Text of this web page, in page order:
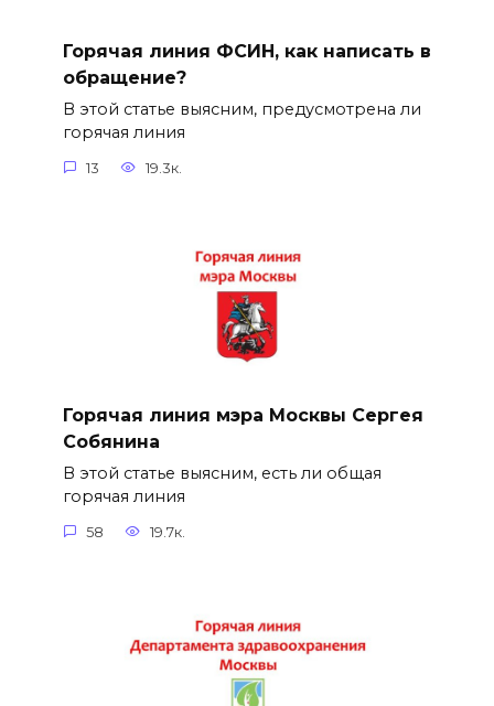
Горячая линия ФСИН, как написать в
обращение?
В этой статье выясним, предусмотрена ли
горячая линия
13 19.3к.
Горячая линия мэра Москвы Сергея
Собянина
В этой статье выясним, есть ли общая
горячая линия
58 19.7к.